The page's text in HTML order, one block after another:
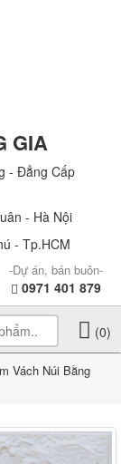
GIA
- Đẳng Cấp
- Hà Nội
- Tp.HCM
-Dự án, bán buôn-
0971 401 879
(0)
Vách Núi Bằng